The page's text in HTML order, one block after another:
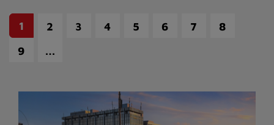
1 2 3 4 5 6 7
8
9
…